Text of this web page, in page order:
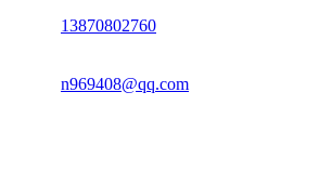
13870802760
n969408@qq.com